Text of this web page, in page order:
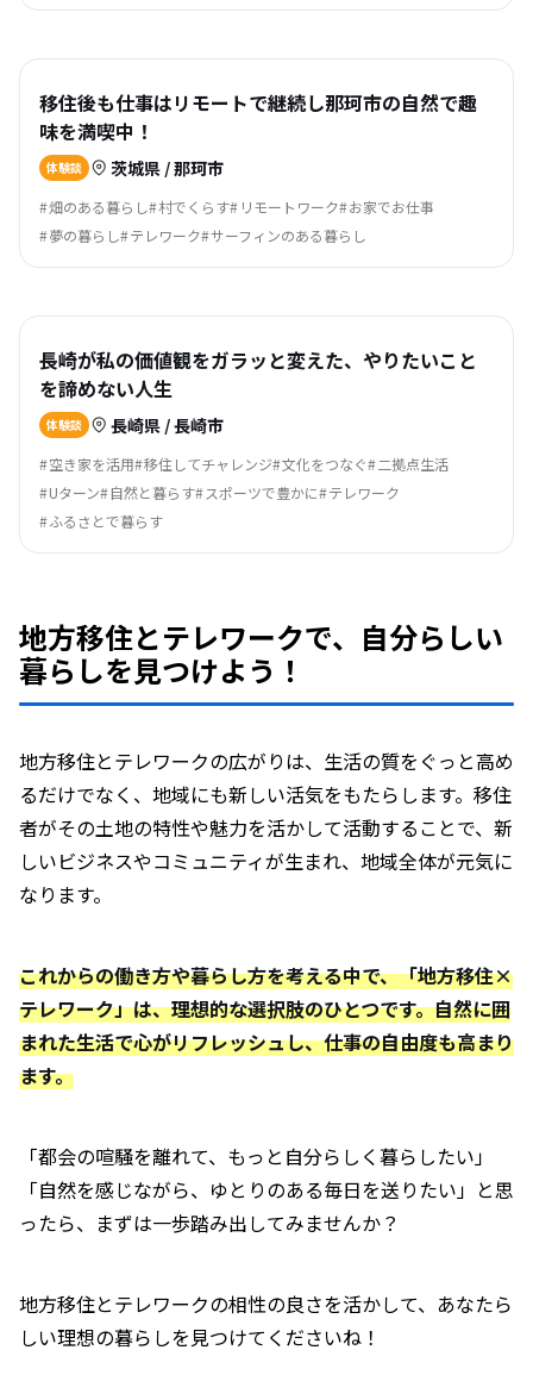
移住後も仕事はリモートで継続し那珂市の自然で趣
味を満喫中！
体験談 茨城県 / 那珂市
畑のある暮らし 村でくらす リモートワーク お家でお仕事
夢の暮らし テレワーク サーフィンのある暮らし
長崎が私の価値観をガラッと変えた、やりたいこと
を諦めない人生
体験談 長崎県 / 長崎市
空き家を活用 移住してチャレンジ 文化をつなぐ
二拠点生活
Uターン 自然と暮らす スポーツで豊かに
テレワーク
ふるさとで暮らす
地方移住とテレワークで、自分らしい
暮らしを見つけよう！
地方移住とテレワークの広がりは、生活の質をぐっと高め
るだけでなく、地域にも新しい活気をもたらします。移住
者がその土地の特性や魅力を活かして活動することで、新
しいビジネスやコミュニティが生まれ、地域全体が元気に
なります。
これからの働き方や暮らし方を考える中で、「地方移住×
テレワーク」は、理想的な選択肢のひとつです。自然に囲
まれた生活で心がリフレッシュし、仕事の自由度も高まり
ます。
「都会の喧騒を離れて、もっと自分らしく暮らしたい」
「自然を感じながら、ゆとりのある毎日を送りたい」と思
ったら、まずは一歩踏み出してみませんか？
地方移住とテレワークの相性の良さを活かして、あなたら
しい理想の暮らしを見つけてくださいね！